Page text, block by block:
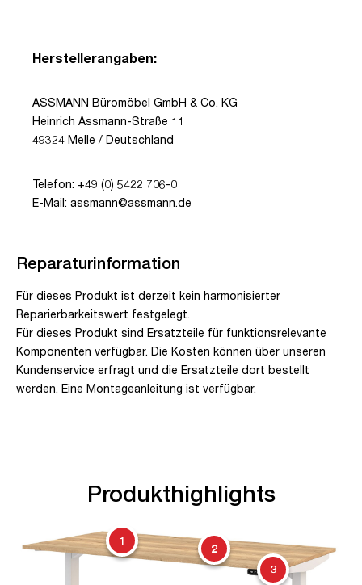
Herstellerangaben:
ASSMANN Büromöbel GmbH & Co. KG
Heinrich Assmann-Straße 11
49324 Melle / Deutschland
Telefon: +49 (0) 5422 706-0
E-Mail: assmann@assmann.de
Reparaturinformation
Für dieses Produkt ist derzeit kein harmonisierter
Reparierbarkeitswert festgelegt.
Für dieses Produkt sind Ersatzteile für funktionsrelevante
Komponenten verfügbar. Die Kosten können über unseren
Kundenservice erfragt und die Ersatzteile dort bestellt
werden. Eine Montageanleitung ist verfügbar.
Produkthighlights
1
2
3